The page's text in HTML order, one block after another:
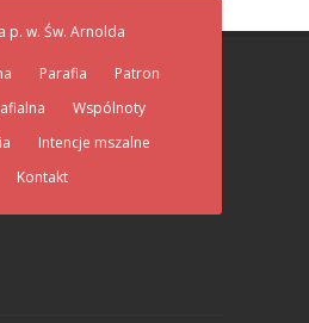
p. w. Św. Arnolda
Parafia
Patron
Wspólnoty
Intencje mszalne
Kontakt